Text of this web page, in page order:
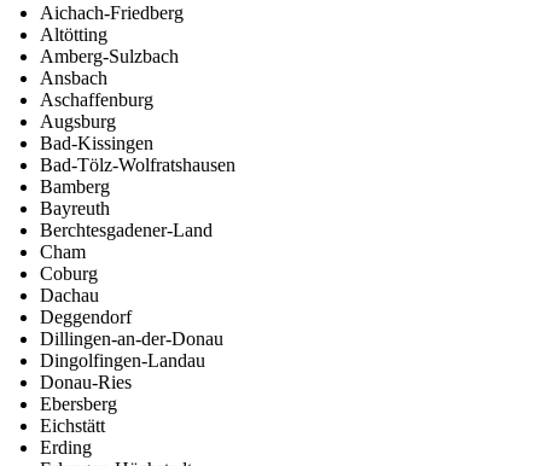
Aichach-Friedberg
Altötting
Amberg-Sulzbach
Ansbach
Aschaffenburg
Augsburg
Bad-Kissingen
Bad-Tölz-Wolfratshausen
Bamberg
Bayreuth
Berchtesgadener-Land
Cham
Coburg
Dachau
Deggendorf
Dillingen-an-der-Donau
Dingolfingen-Landau
Donau-Ries
Ebersberg
Eichstätt
Erding